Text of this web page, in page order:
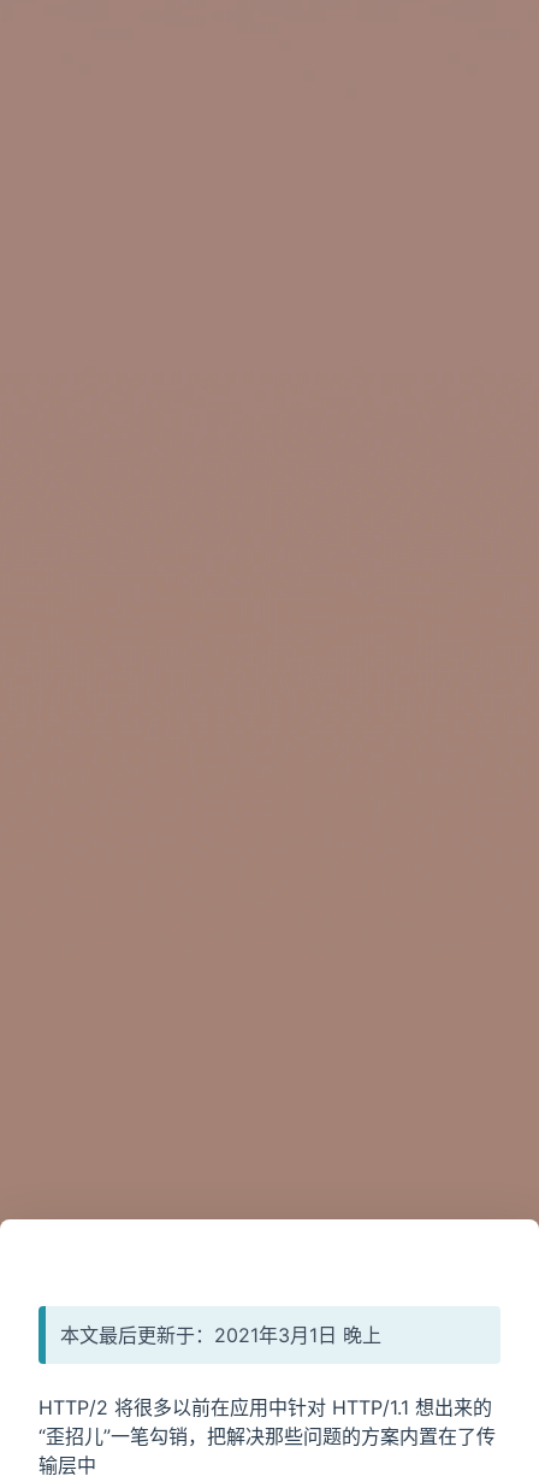
本文最后更新于：2021年3月1日 晚上
HTTP/2 将很多以前在应用中针对 HTTP/1.1 想出来的
“歪招儿”一笔勾销，把解决那些问题的方案内置在了传
输层中